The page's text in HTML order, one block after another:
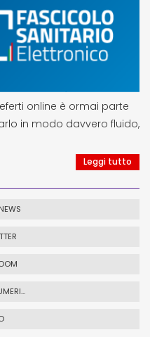
online è ormai parte
in modo davvero fluido,
Leggi tutto